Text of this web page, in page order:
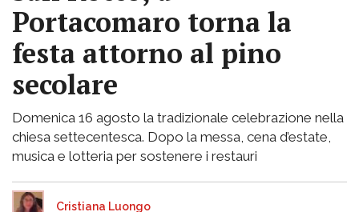
Portacomaro torna la
festa attorno al pino
secolare
Domenica 16 agosto la tradizionale celebrazione nella
chiesa settecentesca. Dopo la messa, cena d’estate,
musica e lotteria per sostenere i restauri
Cristiana Luongo